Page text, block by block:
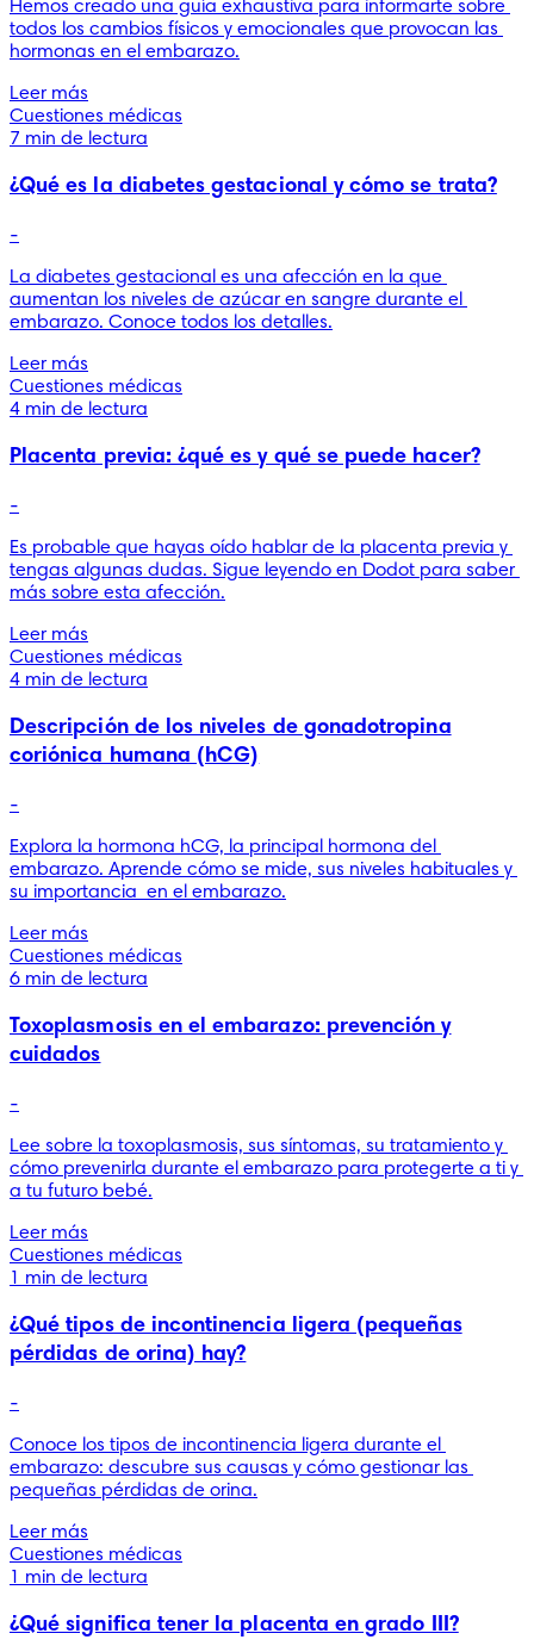
Hemos creado una guía exhaustiva para informarte sobre
todos los cambios físicos y emocionales que provocan las
hormonas en el embarazo.
Leer más
Cuestiones médicas
7 min de lectura
¿Qué es la diabetes gestacional y cómo se trata?
-
La diabetes gestacional es una afección en la que
aumentan los niveles de azúcar en sangre durante el
embarazo. Conoce todos los detalles.
Leer más
Cuestiones médicas
4 min de lectura
Placenta previa: ¿qué es y qué se puede hacer?
-
Es probable que hayas oído hablar de la placenta previa y
tengas algunas dudas. Sigue leyendo en Dodot para saber
más sobre esta afección.
Leer más
Cuestiones médicas
4 min de lectura
Descripción de los niveles de gonadotropina
coriónica humana (hCG)
-
Explora la hormona hCG, la principal hormona del
embarazo. Aprende cómo se mide, sus niveles habituales y
su importancia  en el embarazo.
Leer más
Cuestiones médicas
6 min de lectura
Toxoplasmosis en el embarazo: prevención y
cuidados
-
Lee sobre la toxoplasmosis, sus síntomas, su tratamiento y
cómo prevenirla durante el embarazo para protegerte a ti y
a tu futuro bebé.
Leer más
Cuestiones médicas
1 min de lectura
¿Qué tipos de incontinencia ligera (pequeñas
pérdidas de orina) hay?
-
Conoce los tipos de incontinencia ligera durante el
embarazo: descubre sus causas y cómo gestionar las
pequeñas pérdidas de orina.
Leer más
Cuestiones médicas
1 min de lectura
¿Qué significa tener la placenta en grado III?